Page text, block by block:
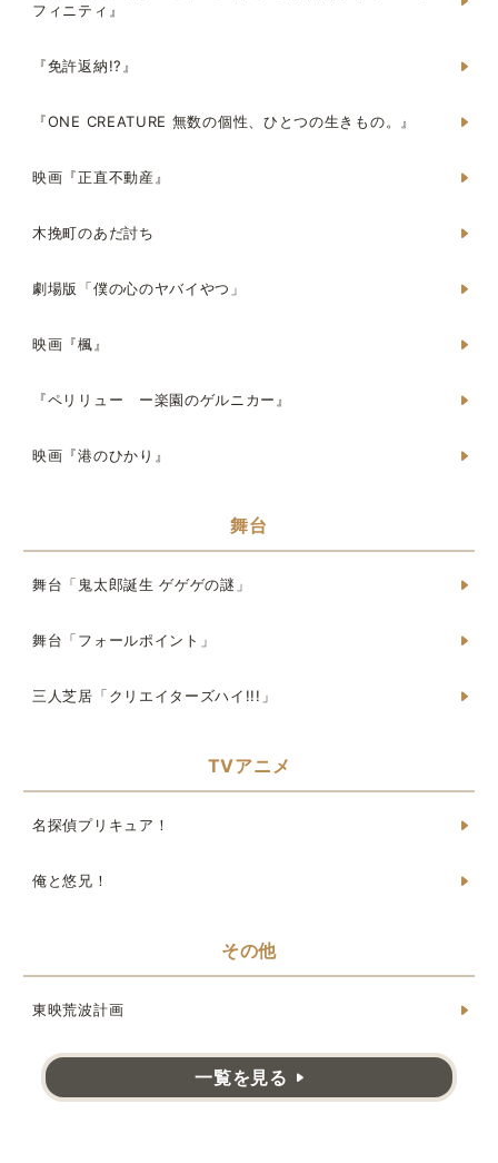
フィニティ』
『免許返納!?』
『ONE CREATURE 無数の個性、ひとつの生きもの。』
映画『正直不動産』
木挽町のあだ討ち
劇場版「僕の心のヤバイやつ」
映画『楓』
『ペリリュー ー楽園のゲルニカー』
映画『港のひかり』
舞台
舞台「鬼太郎誕生 ゲゲゲの謎」
舞台「フォールポイント」
三人芝居「クリエイターズハイ!!!」
TVアニメ
名探偵プリキュア！
俺と悠兄！
その他
東映荒波計画
一覧を見る